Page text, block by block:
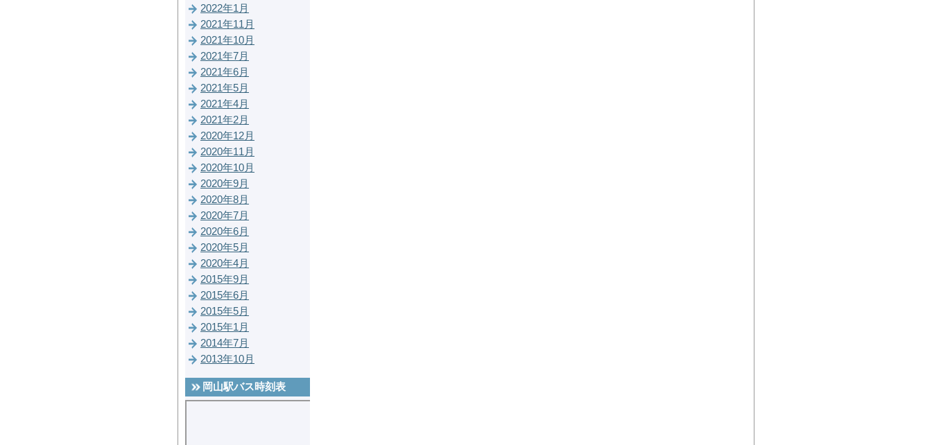
2022年1月
2021年11月
2021年10月
2021年7月
2021年6月
2021年5月
2021年4月
2021年2月
2020年12月
2020年11月
2020年10月
2020年9月
2020年8月
2020年7月
2020年6月
2020年5月
2020年4月
2015年9月
2015年6月
2015年5月
2015年1月
2014年7月
2013年10月
岡山駅バス時刻表